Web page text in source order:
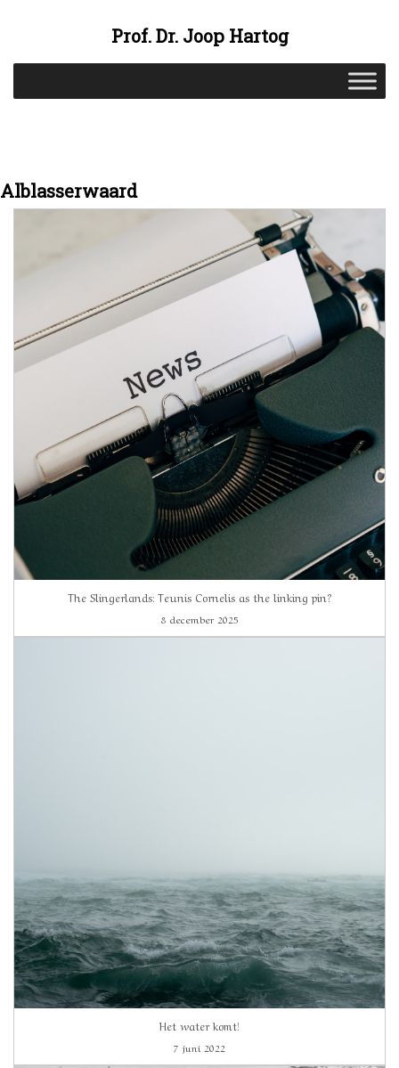
Prof. Dr. Joop Hartog
Alblasserwaard
The Slingerlands: Teunis Cornelis as the linking pin?
8 december 2025
Het water komt!
7 juni 2022